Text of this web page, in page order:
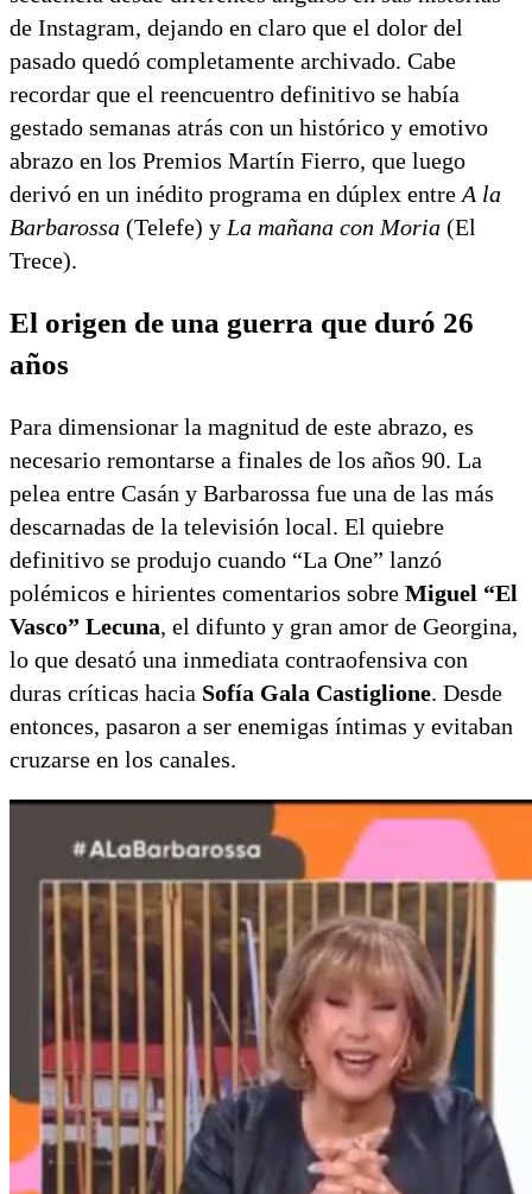
de Instagram, dejando en claro que el dolor del
pasado quedó completamente archivado. Cabe
recordar que el reencuentro definitivo se había
gestado semanas atrás con un histórico y emotivo
abrazo en los Premios Martín Fierro, que luego
derivó en un inédito programa en dúplex entre A la
Barbarossa (Telefe) y La mañana con Moria (El
Trece).
El origen de una guerra que duró 26
años
Para dimensionar la magnitud de este abrazo, es
necesario remontarse a finales de los años 90. La
pelea entre Casán y Barbarossa fue una de las más
descarnadas de la televisión local. El quiebre
definitivo se produjo cuando “La One” lanzó
polémicos e hirientes comentarios sobre Miguel “El
Vasco” Lecuna, el difunto y gran amor de Georgina,
lo que desató una inmediata contraofensiva con
duras críticas hacia Sofía Gala Castiglione. Desde
entonces, pasaron a ser enemigas íntimas y evitaban
cruzarse en los canales.